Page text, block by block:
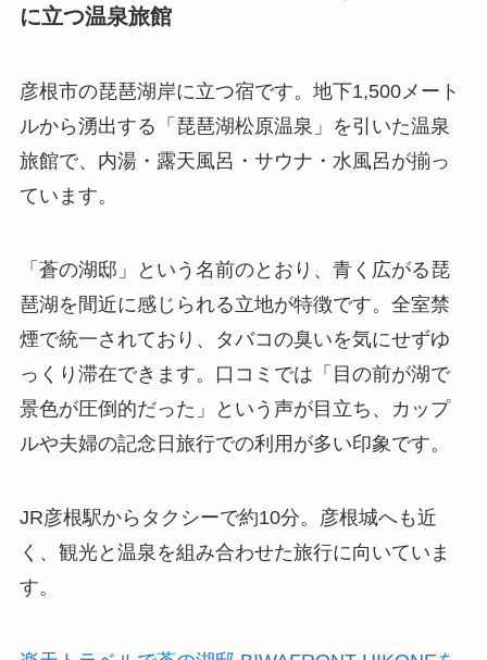
に立つ温泉旅館
彦根市の琵琶湖岸に立つ宿です。地下1,500メート
ルから湧出する「琵琶湖松原温泉」を引いた温泉
旅館で、内湯・露天風呂・サウナ・水風呂が揃っ
ています。
「蒼の湖邸」という名前のとおり、青く広がる琵
琶湖を間近に感じられる立地が特徴です。全室禁
煙で統一されており、タバコの臭いを気にせずゆ
っくり滞在できます。口コミでは「目の前が湖で
景色が圧倒的だった」という声が目立ち、カップ
ルや夫婦の記念日旅行での利用が多い印象です。
JR彦根駅からタクシーで約10分。彦根城へも近
く、観光と温泉を組み合わせた旅行に向いていま
す。